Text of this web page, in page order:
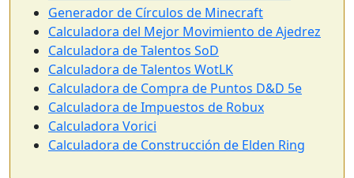
Generador de Círculos de Minecraft
Calculadora del Mejor Movimiento de Ajedrez
Calculadora de Talentos SoD
Calculadora de Talentos WotLK
Calculadora de Compra de Puntos D&D 5e
Calculadora de Impuestos de Robux
Calculadora Vorici
Calculadora de Construcción de Elden Ring